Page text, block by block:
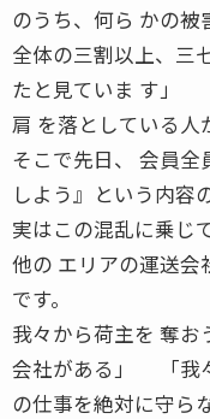
のうち、何ら かの被
全体の三割以上、三
たと見ていま す」
肩 を落としている人
そこで先日、 会員
しよう』という内容
実はこの混乱に乗じ
他の エリアの運送会
です。
我々から荷主を 奪
会社がある」 「我
の仕事を絶対に守ら